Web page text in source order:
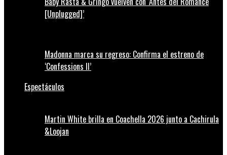
[Unplugged]’
Madonna marca su regreso: Confirma el estreno de
‘Confessions II’
Espectáculos
Martin White brilla en Coachella 2026 junto a Cachirula
&Loojan